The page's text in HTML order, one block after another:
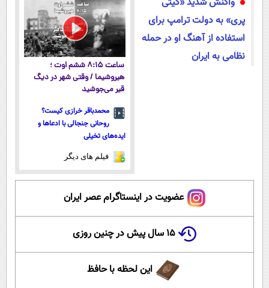
وزن
پری» به دولت ترامپ برای
استفاده از آهنگ او در حمله
نظامی به ایران
ساعت ۸:۱۵ ششم اوت ؛
هیروشیما / وقتی شهر در دیگ
قیر می‌جوشید
محمدباقر خرازی کیست؟
روحانی جنجالی با ادعاها و
ایده‌های تخیلی
فیلم های دیگر
عضویت در اینستاگرام عصر ایران
۱۵ سال پیش در چنین روزی
این لحظه با حافظ